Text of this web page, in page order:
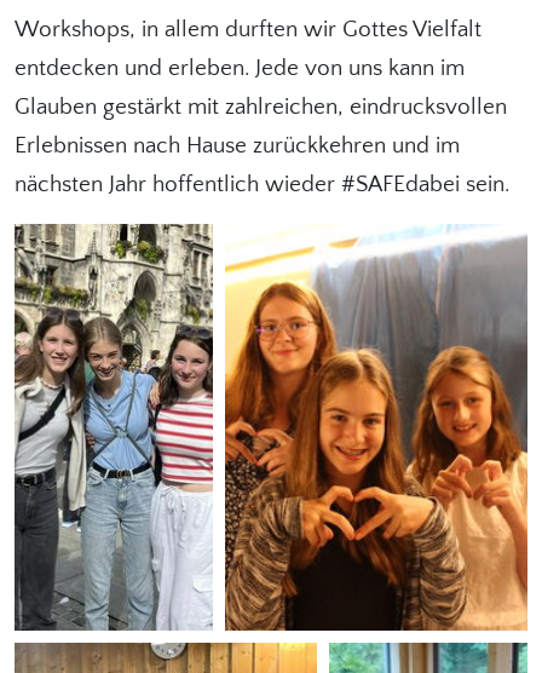
Workshops, in allem durften wir Gottes Vielfalt
entdecken und erleben. Jede von uns kann im
Glauben gestärkt mit zahlreichen, eindrucksvollen
Erlebnissen nach Hause zurückkehren und im
nächsten Jahr hoffentlich wieder #SAFEdabei sein.